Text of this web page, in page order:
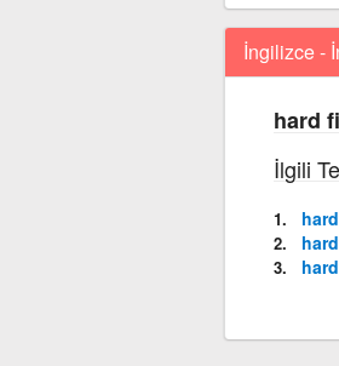
İngilizce -
hard
İlgili